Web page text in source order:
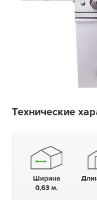
Технические
Ширина
0,63 м.